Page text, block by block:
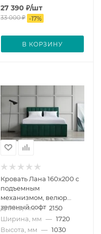
27 390 ₽/шт
33 000₽ -17%
В КОРЗИНУ
Кровать Лана 160х200 с
подъемным
механизмом, велюр
зеленый софт
Длина, мм — 2150
Ширина, мм — 1720
Высота, мм — 1030